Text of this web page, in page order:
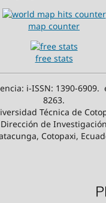
map counter
free stats
i-ISSN: 1390-6909.
8263.
Técnica de
Dirección de Investigación
Cotopaxi,